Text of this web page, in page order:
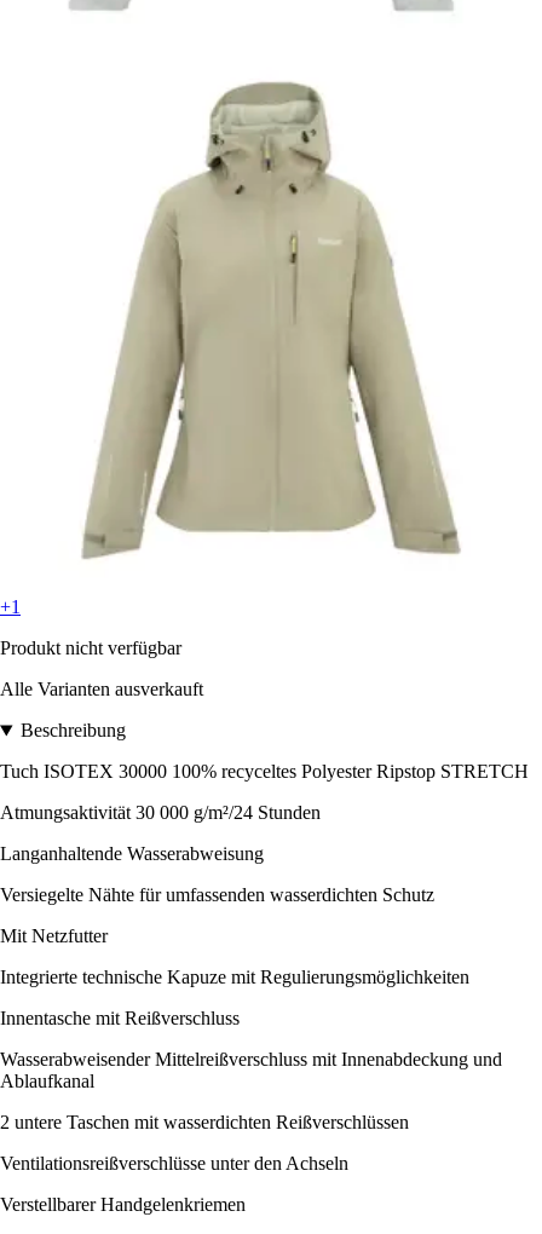
+1
Produkt nicht verfügbar
Alle Varianten ausverkauft
Beschreibung
Tuch ISOTEX 30000 100% recyceltes Polyester Ripstop STRETCH
Atmungsaktivität 30 000 g/m²/24 Stunden
Langanhaltende Wasserabweisung
Versiegelte Nähte für umfassenden wasserdichten Schutz
Mit Netzfutter
Integrierte technische Kapuze mit Regulierungsmöglichkeiten
Innentasche mit Reißverschluss
Wasserabweisender Mittelreißverschluss mit Innenabdeckung und
Ablaufkanal
2 untere Taschen mit wasserdichten Reißverschlüssen
Ventilationsreißverschlüsse unter den Achseln
Verstellbarer Handgelenkriemen